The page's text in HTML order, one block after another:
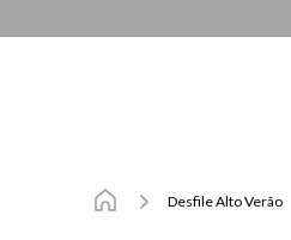
Desfile Alto Verão